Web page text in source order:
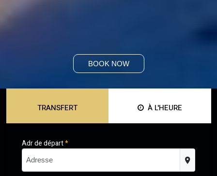
BOOK NOW
TRANSFERT À L'HEURE
Adr de départ*